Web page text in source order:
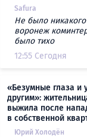
Safura
Не было
воронеж
было тихо
12:55 Сегодня
«Безумные глаза и
другим»:
выжила после
в собственной
Юрий Холодён